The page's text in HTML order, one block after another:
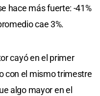
hace más fuerte: -41%
cae 3%.
cayó en el primer
con el mismo trimestre
algo mayor en el